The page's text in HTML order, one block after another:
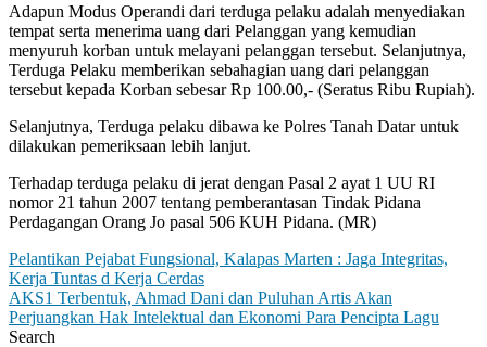
Adapun Modus Operandi dari terduga pelaku adalah menyediakan
tempat serta menerima uang dari Pelanggan yang kemudian
menyuruh korban untuk melayani pelanggan tersebut. Selanjutnya,
Terduga Pelaku memberikan sebahagian uang dari pelanggan
tersebut kepada Korban sebesar Rp 100.00,- (Seratus Ribu Rupiah).
Selanjutnya, Terduga pelaku dibawa ke Polres Tanah Datar untuk
dilakukan pemeriksaan lebih lanjut.
Terhadap terduga pelaku di jerat dengan Pasal 2 ayat 1 UU RI
nomor 21 tahun 2007 tentang pemberantasan Tindak Pidana
Perdagangan Orang Jo pasal 506 KUH Pidana. (MR)
Post
navigation
Pelantikan Pejabat Fungsional, Kalapas Marten : Jaga Integritas,
Kerja Tuntas d Kerja Cerdas
AKS1 Terbentuk, Ahmad Dani dan Puluhan Artis Akan
Perjuangkan Hak Intelektual dan Ekonomi Para Pencipta Lagu
Search